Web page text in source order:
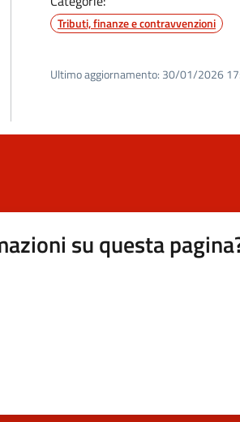
Tributi, finanze e contravvenzioni
Ultimo aggiornamento: 30/01/2026
su questa